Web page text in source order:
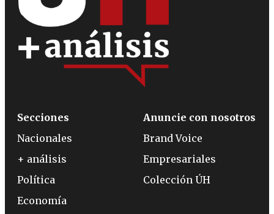
Secciones
Nacionales
+ análisis
Política
Economía
Anuncie con nosotros
Brand Voice
Empresariales
Colección ÚH